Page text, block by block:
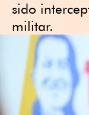
sido
militar.